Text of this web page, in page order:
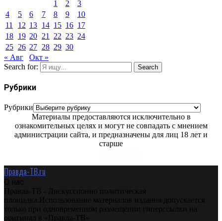
1 2
3
4
5 6 7 8 9
10
11
12 13 14 15 16 17
18 19 20 21 22 23 24
25 26 27 28 29 30
« Авг
Окт »
Search for:
Search
Рубрики
Рубрики
Материалы предоставляются исключительно в
ознакомительных целях и могут не совпадать с мнением
администрации сайта, и предназначены для лиц 18 лет и
старше
Правда-ТВ.ru
О нас
Правда-ТВ - Дискуссионно политическая
площадка.Использование материалов издания допускается
только при одновременном размещении гиперссылки на
оригинал в «Правда-ТВ»